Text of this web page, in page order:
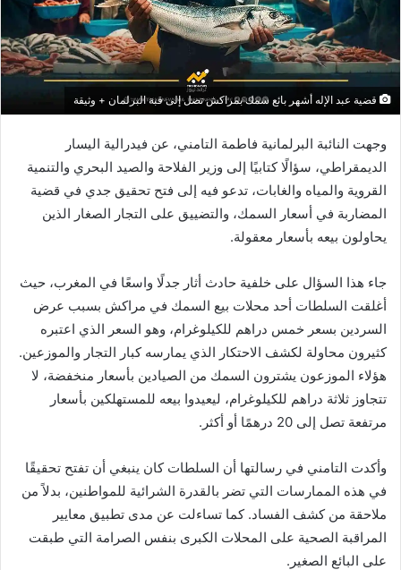
قضية عبد الإله أشهر بائع سمك بمراكش تصل إلى قبة البرلمان + وثيقة
وجهت النائبة البرلمانية فاطمة التامني، عن فيدرالية اليسار
الديمقراطي، سؤالًا كتابيًا إلى وزير الفلاحة والصيد البحري والتنمية
القروية والمياه والغابات، تدعو فيه إلى فتح تحقيق جدي في قضية
المضاربة في أسعار السمك، والتضييق على التجار الصغار الذين
يحاولون بيعه بأسعار معقولة.
جاء هذا السؤال على خلفية حادث أثار جدلًا واسعًا في المغرب، حيث
أغلقت السلطات أحد محلات بيع السمك في مراكش بسبب عرض
السردين بسعر خمس دراهم للكيلوغرام، وهو السعر الذي اعتبره
كثيرون محاولة لكشف الاحتكار الذي يمارسه كبار التجار والموزعين.
هؤلاء الموزعون يشترون السمك من الصيادين بأسعار منخفضة، لا
تتجاوز ثلاثة دراهم للكيلوغرام، ليعيدوا بيعه للمستهلكين بأسعار
مرتفعة تصل إلى 20 درهمًا أو أكثر.
وأكدت التامني في رسالتها أن السلطات كان ينبغي أن تفتح تحقيقًا
في هذه الممارسات التي تضر بالقدرة الشرائية للمواطنين، بدلاً من
ملاحقة من كشف الفساد. كما تساءلت عن مدى تطبيق معايير
المراقبة الصحية على المحلات الكبرى بنفس الصرامة التي طبقت
على البائع الصغير.